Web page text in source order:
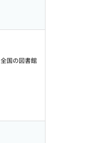
全国の図書館